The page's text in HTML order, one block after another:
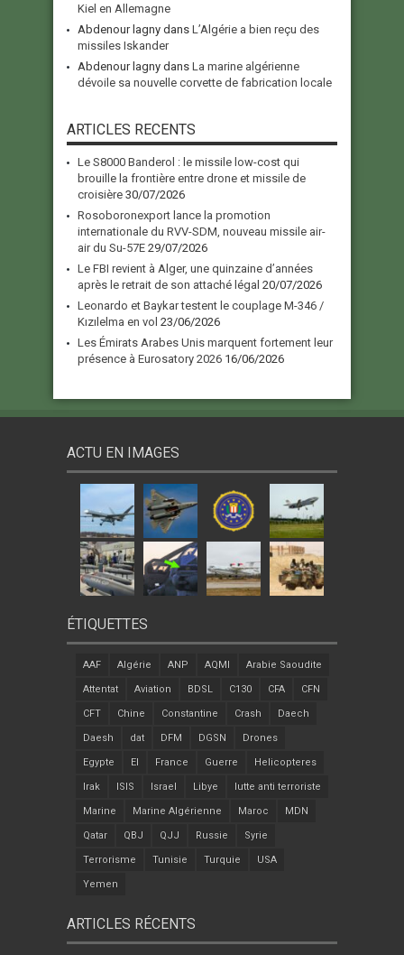
Kiel en Allemagne
Abdenour lagny dans L’Algérie a bien reçu des
missiles Iskander
Abdenour lagny dans La marine algérienne
dévoile sa nouvelle corvette de fabrication locale
ARTICLES RECENTS
Le S8000 Banderol : le missile low-cost qui
brouille la frontière entre drone et missile de
croisière 30/07/2026
Rosoboronexport lance la promotion
internationale du RVV-SDM, nouveau missile air-
air du Su-57E 29/07/2026
Le FBI revient à Alger, une quinzaine d’années
après le retrait de son attaché légal 20/07/2026
Leonardo et Baykar testent le couplage M-346 /
Kızılelma en vol 23/06/2026
Les Émirats Arabes Unis marquent fortement leur
présence à Eurosatory 2026 16/06/2026
ACTU EN IMAGES
ÉTIQUETTES
AAF Algérie ANP AQMI Arabie Saoudite
Attentat Aviation BDSL C130 CFA CFN
CFT Chine Constantine Crash Daech
Daesh dat DFM DGSN Drones
Egypte EI France Guerre Helicopteres
Irak ISIS Israel Libye lutte anti terroriste
Marine Marine Algérienne Maroc MDN
Qatar QBJ QJJ Russie Syrie
Terrorisme Tunisie Turquie USA
Yemen
ARTICLES RÉCENTS